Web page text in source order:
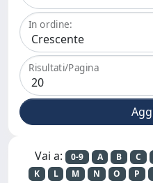
In ordine:
Risultati/Pagina
Vai a: 0-9 A B C
K
L M N O P